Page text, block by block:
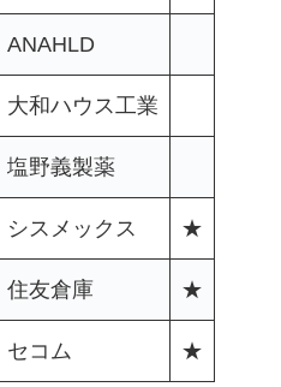
ANAHLD
大和ハウス工業
塩野義製薬
シスメックス ★
住友倉庫 ★
セコム ★